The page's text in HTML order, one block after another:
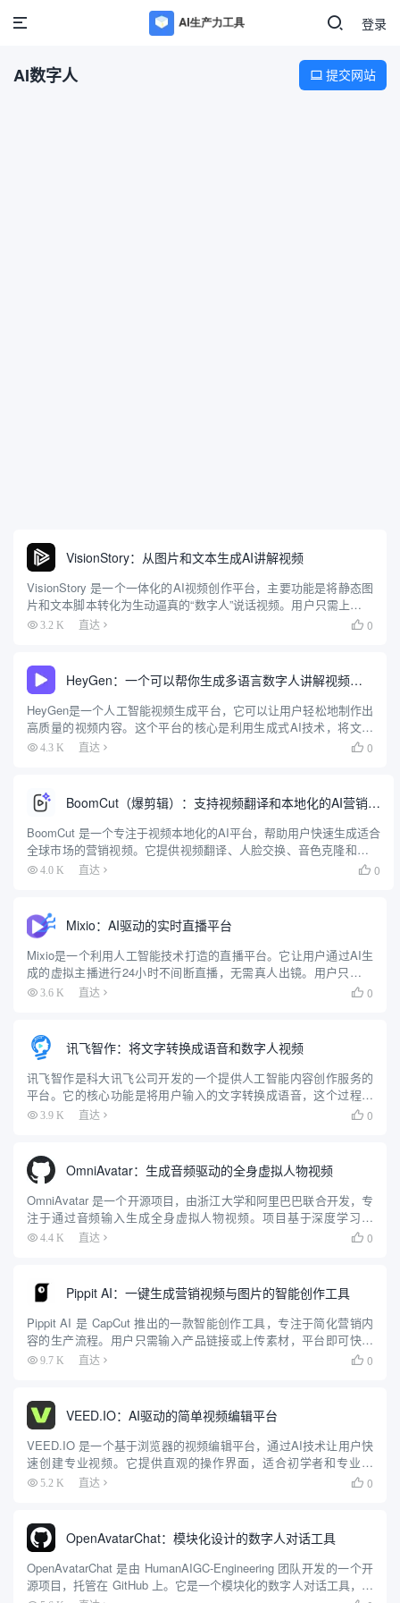
登录
AI数字人  提交网站
VisionStory：从图片和文本生成AI讲解视频
VisionStory 是一个一体化的AI视频创作平台，主要功能是将静态图
片和文本脚本转化为生动逼真的“数字人”说话视频。用户只需上传一
张照片，系统即可通过AI技术驱动照片中的人物，使其拥有丰富的
3.2 K 直达  0
HeyGen：一个可以帮你生成多语言数字人讲解视频的工具
HeyGen是一个人工智能视频生成平台，它可以让用户轻松地制作出
高质量的视频内容。这个平台的核心是利用生成式AI技术，将文本
直接转换成由“数字人”（AI Avatar）讲解的视频。用户不需要摄像
4.3 K 直达  0
BoomCut（爆剪辑）：支持视频翻译和本地化的AI营销视频生成工具
BoomCut 是一个专注于视频本地化的AI平台，帮助用户快速生成适合
全球市场的营销视频。它提供视频翻译、人脸交换、音色克隆和字幕
翻译等功能，简化跨境营销视频的制作流程。用户无需专业技能即可
4.0 K 直达  0
Mixio：AI驱动的实时直播平台
Mixio是一个利用人工智能技术打造的直播平台。它让用户通过AI生
成的虚拟主播进行24小时不间断直播，无需真人出镜。用户只需简
单设置，AI就能自动生成直播内容、与观众互动，甚至在用户离线
3.6 K 直达  0
讯飞智作：将文字转换成语音和数字人视频
讯飞智作是科大讯飞公司开发的一个提供人工智能内容创作服务的
平台。它的核心功能是将用户输入的文字转换成语音，这个过程通
常被称为“AI配音”或“语音合成”。用户可以从多种预设的虚拟声音
3.9 K 直达  0
OmniAvatar：生成音频驱动的全身虚拟人物视频
OmniAvatar 是一个开源项目，由浙江大学和阿里巴巴联合开发，专
注于通过音频输入生成全身虚拟人物视频。项目基于深度学习技
术，利用音频和文本提示生成自然流畅的虚拟人物动画，特别在唇
4.4 K 直达  0
Pippit AI：一键生成营销视频与图片的智能创作工具
Pippit AI 是 CapCut 推出的一款智能创作工具，专注于简化营销内
容的生产流程。用户只需输入产品链接或上传素材，平台即可快速
生成视频、图片和 AI 头像，适合社交媒体和电商平台使用。Pippit
9.7 K 直达  0
VEED.IO：AI驱动的简单视频编辑平台
VEED.IO 是一个基于浏览器的视频编辑平台，通过AI技术让用户快
速创建专业视频。它提供直观的操作界面，适合初学者和专业团
队，无需复杂软件即可完成剪辑、字幕添加和效果优化。核心功能
5.2 K 直达  0
OpenAvatarChat：模块化设计的数字人对话工具
OpenAvatarChat 是由 HumanAIGC-Engineering 团队开发的一个开
源项目，托管在 GitHub 上。它是一个模块化的数字人对话工具，用